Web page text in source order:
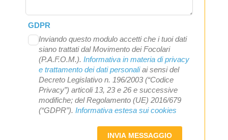
GDPR
Inviando questo modulo accetti che i tuoi dati
siano trattati dal Movimento dei Focolari
(P.A.F.O.M.). Informativa in materia di privacy
e trattamento dei dati personaliai sensi del
Decreto Legislativo n. 196/2003 (“Codice
Privacy”) articoli 13, 23 e 26 e successive
modifiche; del Regolamento (UE) 2016/679
(“GDPR”). Informativa estesa sui cookies
INVIA MESSAGGIO